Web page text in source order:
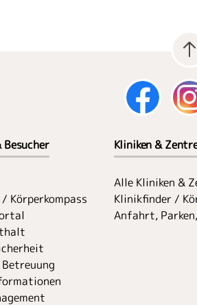
Körperkompass
Kliniken &
Alle Kliniken &
Klinikfinder /
Anfahrt,